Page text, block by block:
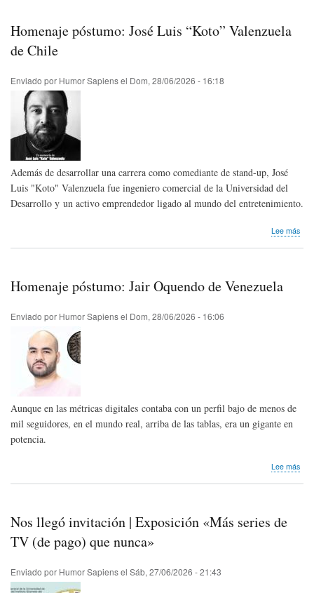
Homenaje póstumo: José Luis “Koto” Valenzuela
de Chile
Enviado por Humor Sapiensel Dom, 28/06/2026 - 16:18
Además de desarrollar una carrera como comediante de stand-up, José
Luis "Koto" Valenzuela fue ingeniero comercial de la Universidad del
Desarrollo y un activo emprendedor ligado al mundo del entretenimiento.
Lee más
Homenaje póstumo: Jair Oquendo de Venezuela
Enviado por Humor Sapiensel Dom, 28/06/2026 - 16:06
Aunque en las métricas digitales contaba con un perfil bajo de menos de
mil seguidores, en el mundo real, arriba de las tablas, era un gigante en
potencia.
Lee más
Nos llegó invitación | Exposición «Más series de
TV (de pago) que nunca»
Enviado por Humor Sapiensel Sáb, 27/06/2026 - 21:43